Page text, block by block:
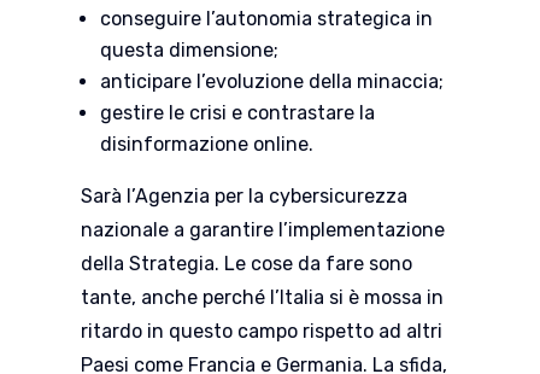
conseguire l’autonomia strategica in
questa dimensione;
anticipare l’evoluzione della minaccia;
gestire le crisi e contrastare la
disinformazione online.
Sarà l’Agenzia per la cybersicurezza
nazionale a garantire l’implementazione
della Strategia. Le cose da fare sono
tante, anche perché l’Italia si è mossa in
ritardo in questo campo rispetto ad altri
Paesi come Francia e Germania. La sfida,